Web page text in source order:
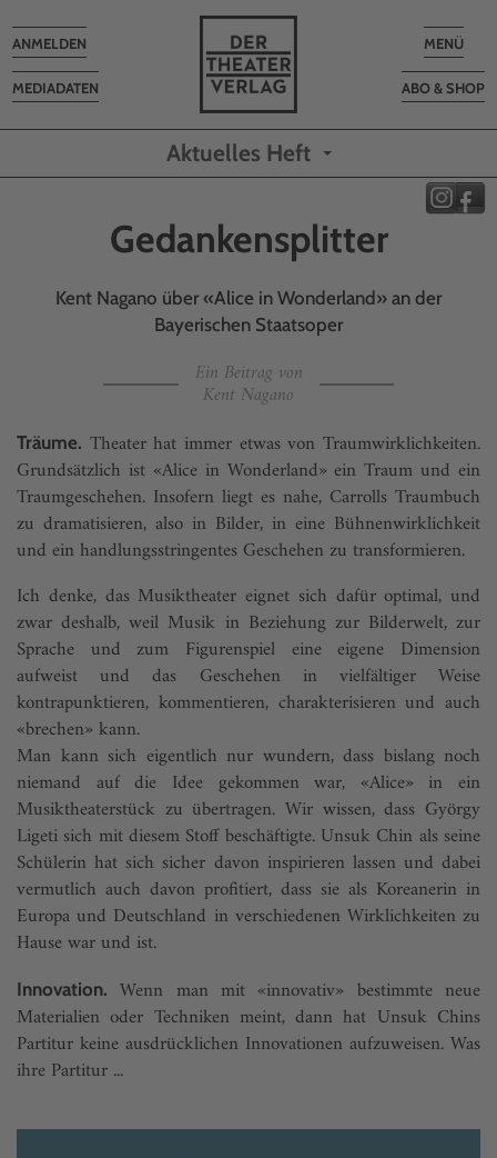
Toggle
MENÜ
ABO & SHOP
MEDIADATEN
Toggle
navigation
ANMELDEN
Aktuelles Heft
Gedankensplitter
Kent Nagano über «Alice in Wonderland» an der
Bayerischen Staatsoper
Ein Beitrag von
Kent Nagano
Träume. Theater hat immer etwas von Traumwirklichkeiten.
Grundsätzlich ist «Alice in Wonderland» ein Traum und ein
Traumgeschehen. Insofern liegt es nahe, Carrolls Traumbuch
zu dramatisieren, also in Bilder, in eine Bühnenwirklichkeit
und ein handlungsstringentes Geschehen zu transformieren.
Ich denke, das Musiktheater eignet sich dafür optimal, und
zwar deshalb, weil Musik in Beziehung zur Bilderwelt, zur
Sprache und zum Figurenspiel eine eigene Dimension
aufweist und das Geschehen in viel­fältiger Weise
kontrapunktieren, kommentieren, charakterisieren und auch
«brechen» kann.
Man kann sich eigentlich nur wundern, dass bislang noch
niemand auf die Idee gekommen war, «Alice» in ein
Musiktheaterstück zu übertragen. Wir wissen, dass György
Ligeti sich mit diesem Stoff beschäftigte. Unsuk Chin als seine
Schülerin hat sich sicher davon inspirieren lassen und dabei
vermutlich auch davon profitiert, dass sie als Koreanerin in
Europa und Deutschland in verschiedenen Wirklichkeiten zu
Hause war und ist.
Innovation. Wenn man mit «innovativ» bestimmte neue
Materialien oder Techniken meint, dann hat Unsuk Chins
Partitur keine ausdrücklichen Innovationen aufzuweisen. Was
ihre Partitur ...